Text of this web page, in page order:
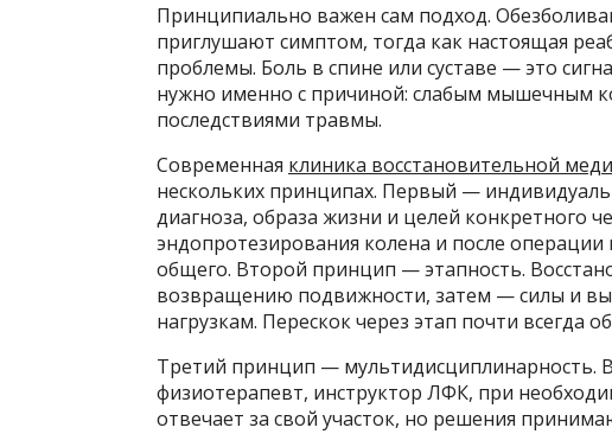
Принципиально важен сам подход.
приглушают симптом, тогда как настоящая
проблемы. Боль в спине или суставе — это
нужно именно с причиной: слабым мышечным
последствиями травмы.
Современная клиника восстановительной
нескольких принципах. Первый —
диагноза, образа жизни и целей конкретного
эндопротезирования колена и после
общего. Второй принцип — этапность.
возвращению подвижности, затем — силы и
нагрузкам. Перескок через этап почти всегда
Третий принцип — мультидисциплинарность.
физиотерапевт, инструктор ЛФК, при
отвечает за свой участок, но решения